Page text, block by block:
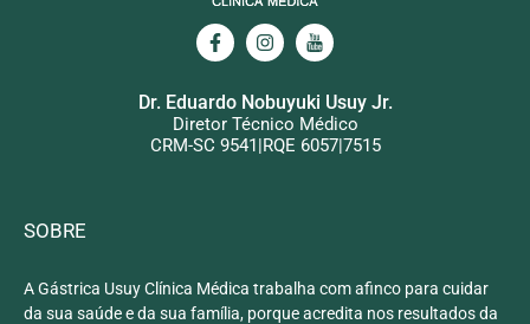
Dr. Eduardo Nobuyuki Usuy Jr.
Diretor Técnico Médico
CRM-SC 9541|RQE 6057|7515
SOBRE
A Gástrica Usuy Clínica Médica trabalha com afinco para cuidar
da sua saúde e da sua família, porque acredita nos resultados da